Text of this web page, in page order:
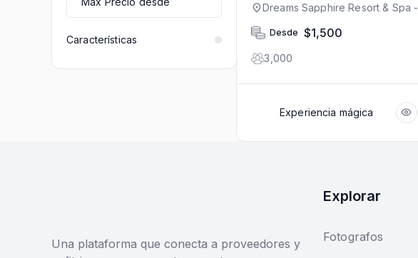
Características
Dreams Sapphire Resort & Spa -
Privada Lote 10 77580 Puerto
Morelos , Cancùn
Desde $1,500
3,000
Experiencia mágica
Una plataforma que conecta a proveedores y
Explorar
Fotografos